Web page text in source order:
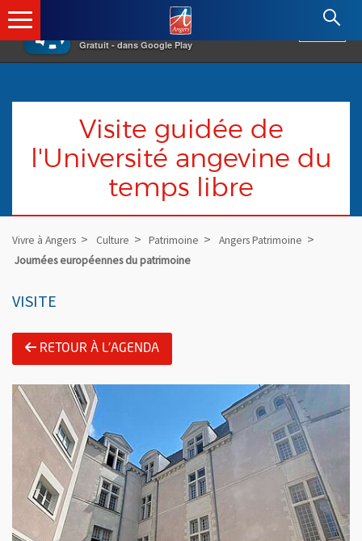
×
Gratuit - dans Google Play
Angers.fr : Retour à l'accueil
Visite guidée de
l'Université angevine du
temps libre
Vivre à Angers Culture Patrimoine
Angers Patrimoine
Journées européennes du patrimoine
VISITE
RETOUR À L'AGENDA